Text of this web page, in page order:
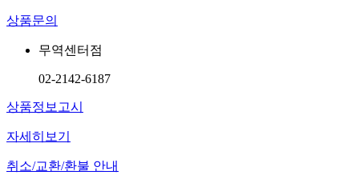
상품문의
무역센터점
02-2142-6187
상품정보고시
자세히보기
취소/교환/환불 안내